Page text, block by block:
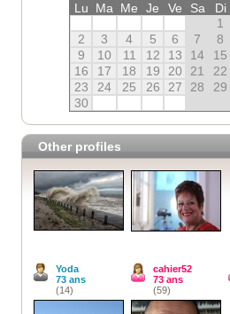
Lu
Ma Me Je Ve Sa
Di
1
2
3 4 5 6 7
8
9
10 11 12 13 14
15
16
17 18 19 20 21
22
23
24 25 26 27 28
29
30
Other profiles
Yoda
73 ans
(14)
cahier52
73 ans
(59)